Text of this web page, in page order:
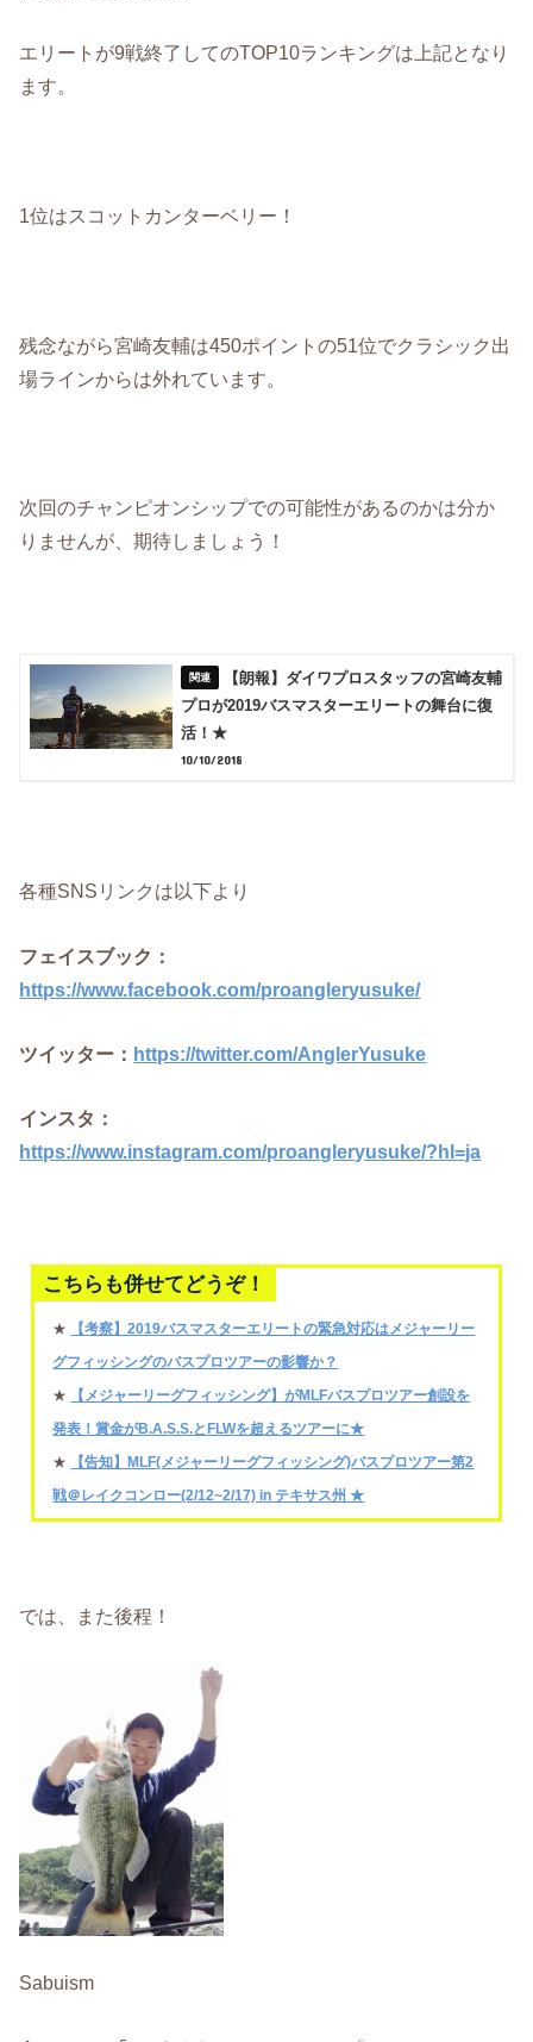
エリートが9戦終了してのTOP10ランキングは上記となり
ます。
1位はスコットカンターベリー！
残念ながら宮崎友輔は450ポイントの51位でクラシック出
場ラインからは外れています。
次回のチャンピオンシップでの可能性があるのかは分か
りませんが、期待しましょう！
【朗報】ダイワプロスタッフの宮崎友輔
プロが2019バスマスターエリートの舞台に復
活！★
10/10/2018
各種SNSリンクは以下より
フェイスブック：
https://www.facebook.com/proangleryusuke/
ツイッター： https://twitter.com/AnglerYusuke
インスタ：
https://www.instagram.com/proangleryusuke/?hl=ja
こちらも併せてどうぞ！
★
【考察】2019バスマスターエリートの緊急対応はメジャーリー
グフィッシングのバスプロツアーの影響か？
★
【メジャーリーグフィッシング】がMLFバスプロツアー創設を
発表！賞金がB.A.S.S.とFLWを超えるツアーに★
★
【告知】MLF(メジャーリーグフィッシング)バスプロツアー第2
戦＠レイクコンロー(2/12~2/17) in テキサス州 ★
では、また後程！
Sabuism